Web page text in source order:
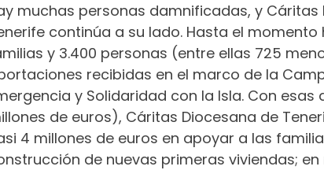
muchas personas damnificadas, y Cáritas
continúa a su lado. Hasta el momento
y 3.400 personas (entre ellas 725
recibidas en el marco de la
y Solidaridad con la Isla. Con esas
de euros), Cáritas Diocesana de
4 millones de euros en apoyar a las
de nuevas primeras viviendas;